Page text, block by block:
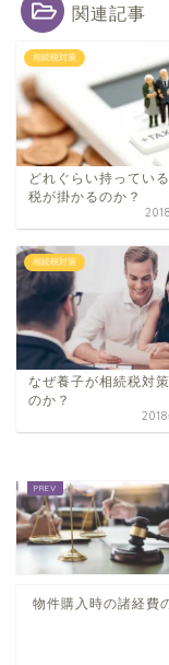
関連記事
相続税対策
どれぐらい持ってい
税が掛かるのか？
相続税対策
なぜ養子が相続税対
のか？
物件購入時の諸経費